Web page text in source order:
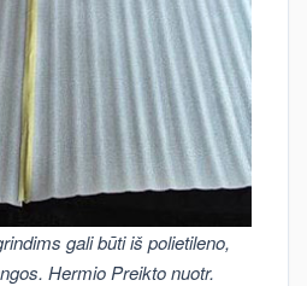
gali būti iš polietileno,
Hermio Preikto nuotr.